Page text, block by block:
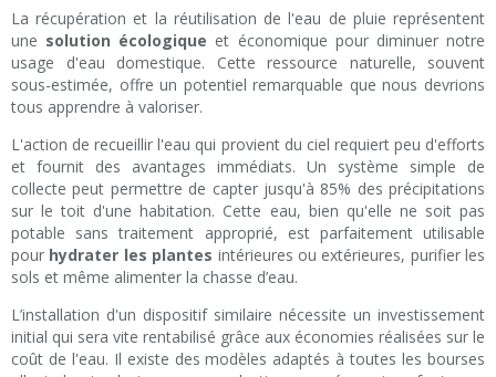
La récupération et la réutilisation de l'eau de pluie représentent
une solution écologique et économique pour diminuer notre
usage d'eau domestique. Cette ressource naturelle, souvent
sous-estimée, offre un potentiel remarquable que nous devrions
tous apprendre à valoriser.
L'action de recueillir l'eau qui provient du ciel requiert peu d'efforts
et fournit des avantages immédiats. Un système simple de
collecte peut permettre de capter jusqu'à 85% des précipitations
sur le toit d'une habitation. Cette eau, bien qu'elle ne soit pas
potable sans traitement approprié, est parfaitement utilisable
pour hydrater les plantes intérieures ou extérieures, purifier les
sols et même alimenter la chasse d’eau.
L’installation d'un dispositif similaire nécessite un investissement
initial qui sera vite rentabilisé grâce aux économies réalisées sur le
coût de l'eau. Il existe des modèles adaptés à toutes les bourses